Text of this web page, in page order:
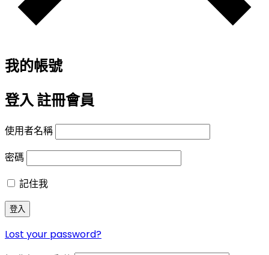
我的帳號
登入註冊會員
使用者名稱
密碼
記住我
登入
Lost your password?